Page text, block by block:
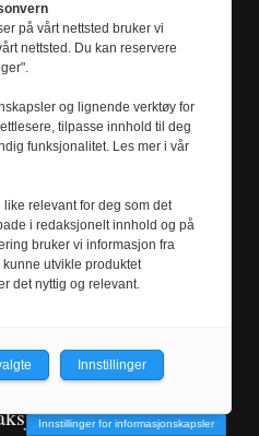
oss
av NTNU og redigeres
og pressens Vær
er medlem av Den
Dette er avisas
Alt innhold er
© Universitetsavisa.
oss
Innstillinger for informasjonskapsler
på vårt nettsted bruker vi
nettsted. Du kan reservere
og lignende verktøy for
tilpasse innhold til deg
funksjonalitet. Les mer i vår
relevant for deg som det
i redaksjonelt innhold og på
bruker vi informasjon fra
utvikle produktet
det nyttig og relevant.
Innstillinger